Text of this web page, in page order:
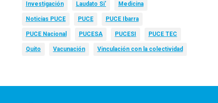
Investigación Laudato Si’ Medicina
Noticias PUCE PUCE PUCE Ibarra
PUCE Nacional PUCESA PUCESI PUCE TEC
Quito Vacunación Vinculación con la colectividad